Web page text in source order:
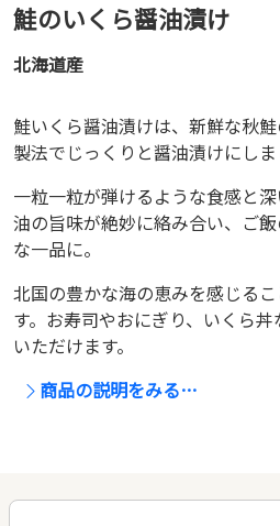
鮭のいくら醤油漬け
北海道産
鮭いくら醤油漬けは、新鮮な秋
製法でじっくりと醤油漬けにしま
一粒一粒が弾けるような食感と
油の旨味が絶妙に絡み合い、ご
な一品に。
北国の豊かな海の恵みを感じる
す。お寿司やおにぎり、いくら
いただけます。
商品の説明をみる…